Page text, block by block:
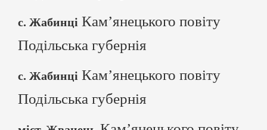
с. Жабинці Кам’янецького повіту
Подільська губернія
с. Жабинці Кам’янецького повіту
Подільська губернія